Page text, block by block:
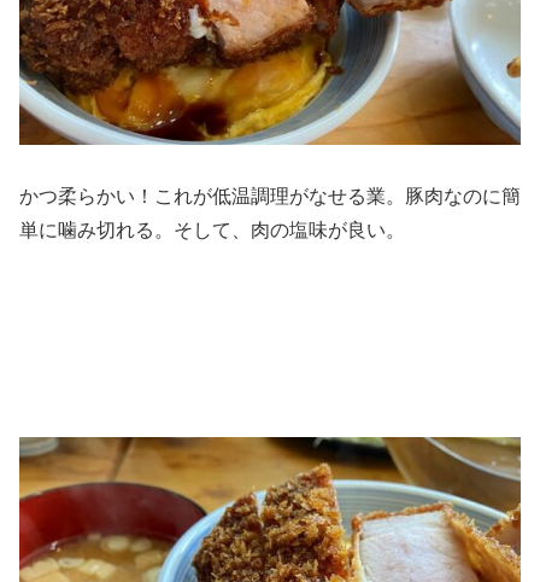
かつ柔らかい！これが低温調理がなせる業。豚肉なのに簡
単に噛み切れる。そして、肉の塩味が良い。